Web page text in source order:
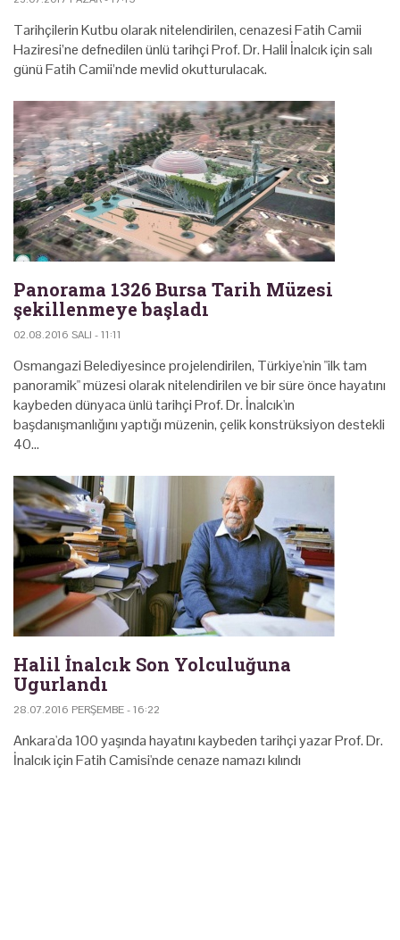
Tarihçilerin Kutbu olarak nitelendirilen, cenazesi Fatih Camii
Haziresi’ne defnedilen ünlü tarihçi Prof. Dr. Halil İnalcık için salı
günü Fatih Camii’nde mevlid okutturulacak.
Panorama 1326 Bursa Tarih Müzesi
şekillenmeye başladı
02.08.2016 SALI - 11:11
Osmangazi Belediyesince projelendirilen, Türkiye'nin "ilk tam
panoramik" müzesi olarak nitelendirilen ve bir süre önce hayatını
kaybeden dünyaca ünlü tarihçi Prof. Dr. İnalcık'ın
başdanışmanlığını yaptığı müzenin, çelik konstrüksiyon destekli
40…
Halil İnalcık Son Yolculuğuna
Ugurlandı
28.07.2016 PERŞEMBE - 16:22
Ankara'da 100 yaşında hayatını kaybeden tarihçi yazar Prof. Dr.
İnalcık için Fatih Camisi'nde cenaze namazı kılındı